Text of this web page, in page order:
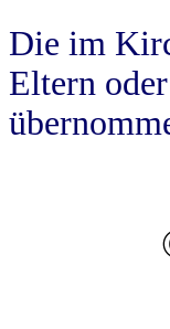
Die im
Eltern